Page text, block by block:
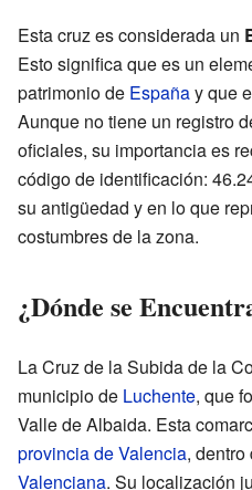
Esta cruz es considerada un
Esto significa que es un
patrimonio de Españay que
Aunque no tiene un registro
oficiales, su importancia es
código de identificación:
su antigüedad y en lo que
costumbres de la zona.
¿Dónde se
La Cruz de la Subida de la
municipio de Luchente, que
Valle de Albaida. Esta
provincia de Valencia, dentro
Valenciana. Su localización